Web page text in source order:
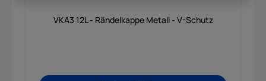
VKA3 12L - Rändelkappe Metall - V-Schutz